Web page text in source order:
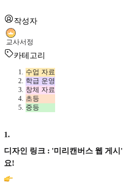
작성자
교사서정
카테고리
수업 자료
학급 운영
창체 자료
초등
중등
1.
디자인 링크 : '미리캔버스 웹 게시
요!